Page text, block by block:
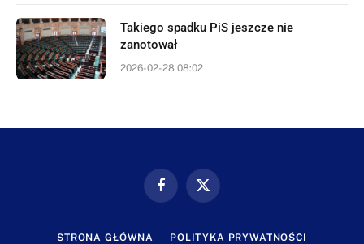
Takiego spadku PiS jeszcze nie
zanotował
2026-02-28 08:02
FacebookX
STRONA GŁÓWNA POLITYKA PRYWATNOŚCI